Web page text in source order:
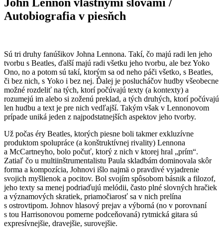
Autobiografia v piesňch
Sú tri druhy fanúšikov Johna Lennona. Takí, čo majú radi len jeho
tvorbu s Beatles, ďalší majú radi všetku jeho tvorbu, ale bez Yoko
Ono, no a potom sú takí, ktorým sa od neho páči všetko, s Beatles,
či bez nich, s Yoko i bez nej. Ďalej je poslucháčov hudby všeobecne
možné rozdeliť na tých, ktorí počúvajú texty (a kontexty) a
rozumejú im alebo si zoženú preklad, a tých druhých, ktorí počúvajú
len hudbu a text je pre nich vedľajší. Takým však v Lennonovom
prípade uniká jeden z najpodstatnejších aspektov jeho tvorby.
Už počas éry Beatles, ktorých piesne boli takmer exkluzívne
produktom spolupráce (a konštruktívnej rivality) Lennona
a McCartneyho, bolo počuť, ktorý z nich v ktorej hral „prím“.
Zatiaľ čo u multiinštrumentalistu Paula skladbám dominovala skôr
forma a kompozícia, Johnovi išlo najmä o pravdivé vyjadrenie
svojich myšlienok a pocitov. Bol svojím spôsobom básnik a filozof,
jeho texty sa menej podriaďujú melódii, často plné slovných hračiek
a významových skratiek, priamočiarosť sa v nich prelína
s ostrovtipom. Johnov hlasový prejav a výborná (no v porovnaní
s tou Harrisonovou pomerne podceňovaná) rytmická gitara sú
expresívnejšie, dravejšie, surovejšie.